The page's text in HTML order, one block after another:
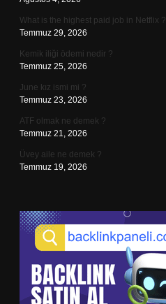
What is the highest paid job in Netflix ?
Temmuz 29, 2026
Kemik iliği ödemi nedir ?
Temmuz 25, 2026
June kız ismi mi ?
Temmuz 23, 2026
ATF olmak ne demek ?
Temmuz 21, 2026
Üvey aile ne demek ?
Temmuz 19, 2026